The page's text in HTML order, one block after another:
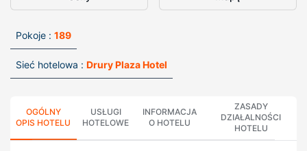
Pokoje : 189
Sieć hotelowa : Drury Plaza Hotel
OGÓLNY
OPIS HOTELU
USŁUGI
HOTELOWE
INFORMACJA
O HOTELU
ZASADY
DZIAŁALNOŚCI
HOTELU